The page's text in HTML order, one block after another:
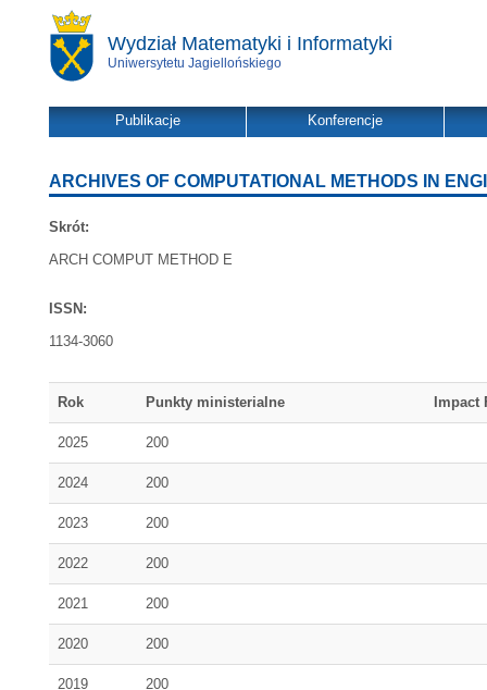
Wydział Matematyki i Informatyki
Uniwersytetu Jagiellońskiego
Publikacje Konferencje
ARCHIVES OF COMPUTATIONAL METHODS IN
Skrót:
ARCH COMPUT METHOD E
ISSN:
1134-3060
Rok Punkty ministerialne Impact
2025 200
2024 200
2023 200
2022 200
2021 200
2020 200
2019 200